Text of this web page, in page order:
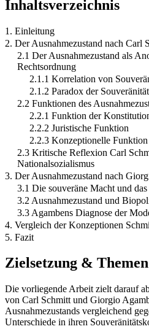
Inhaltsverzeichnis
1. Einleitung
2. Der Ausnahmezustand nach Carl
2.1 Der Ausnahmezustand als
Rechtsordnung
2.1.1 Korrelation von
2.1.2 Paradox der Souveränität
2.2 Funktionen des
2.2.1 Funktion der
2.2.2 Juristische Funktion
2.2.3 Konzeptionelle Funktion
2.3 Kritische Reflexion Carl
Nationalsozialismus
3. Der Ausnahmezustand nach
3.1 Die souveräne Macht und
3.2 Ausnahmezustand und
3.3 Agambens Diagnose der
4. Vergleich der Konzeptionen
5. Fazit
Zielsetzung & Themen
Die vorliegende Arbeit zielt darauf
von Carl Schmitt und Giorgio
Ausnahmezustands vergleichend
Unterschiede in ihren